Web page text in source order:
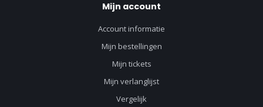
Mijn account
Account informatie
Mijn bestellingen
Mijn tickets
Mijn verlanglijst
Vergelijk